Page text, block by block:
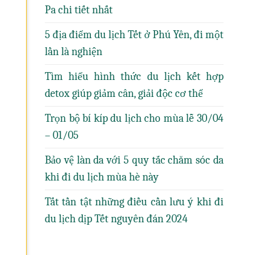
Pa chi tiết nhất
5 địa điểm du lịch Tết ở Phú Yên, đi một
lần là nghiện
Tìm hiểu hình thức du lịch kết hợp
detox giúp giảm cân, giải độc cơ thể
Trọn bộ bí kíp du lịch cho mùa lễ 30/04
– 01/05
Bảo vệ làn da với 5 quy tắc chăm sóc da
khi đi du lịch mùa hè này
Tất tần tật những điều cần lưu ý khi đi
du lịch dịp Tết nguyên đán 2024